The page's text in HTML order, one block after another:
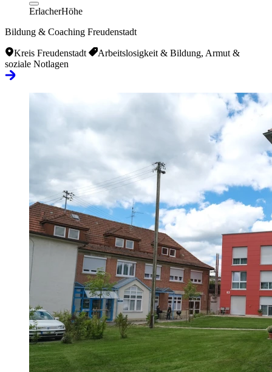
ErlacherHöhe
Bildung & Coaching Freudenstadt
Kreis Freudenstadt
Arbeitslosigkeit & Bildung, Armut &
soziale Notlagen